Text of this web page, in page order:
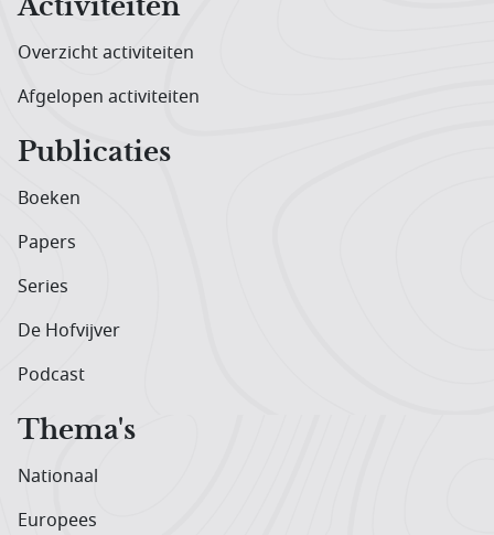
Overzicht activiteiten
Afgelopen activiteiten
Publicaties
Boeken
Papers
Series
De Hofvijver
Podcast
Thema's
Nationaal
Europees